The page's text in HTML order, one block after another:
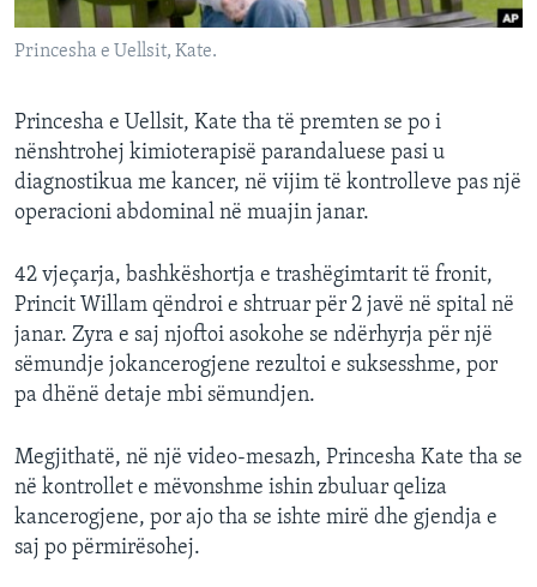
Princesha e Uellsit, Kate.
Princesha e Uellsit, Kate tha të premten se po i
nënshtrohej kimioterapisë parandaluese pasi u
diagnostikua me kancer, në vijim të kontrolleve pas një
operacioni abdominal në muajin janar.
42 vjeçarja, bashkëshortja e trashëgimtarit të fronit,
Princit Willam qëndroi e shtruar për 2 javë në spital në
janar. Zyra e saj njoftoi asokohe se ndërhyrja për një
sëmundje jokancerogjene rezultoi e suksesshme, por
pa dhënë detaje mbi sëmundjen.
Megjithatë, në një video-mesazh, Princesha Kate tha se
në kontrollet e mëvonshme ishin zbuluar qeliza
kancerogjene, por ajo tha se ishte mirë dhe gjendja e
saj po përmirësohej.